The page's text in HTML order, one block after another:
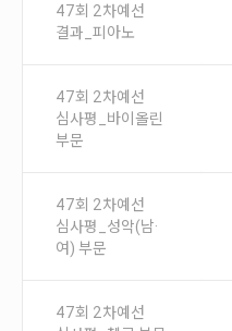
사무국위치
47회 2차예선
결과_피아노
47회 2차예선
심사평_바이올린
부문
47회 2차예선
심사평_성악(남·
여) 부문
47회 2차예선